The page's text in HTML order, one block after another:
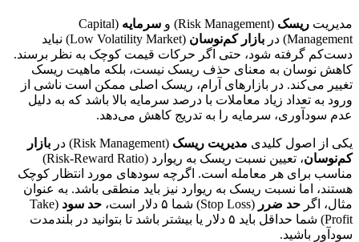
مدیریت ریسک (Risk Management) و سرمایه
(Capital
Management) در
بازار کم‌نوسان
(Low Volatility Market) نباید
دست‌کم گرفته شود، حتی اگر حرکات قیمت کوچک به نظر برسند.
کاهش نوسان به معنای حذف ریسک نیست، بلکه ماهیت ریسک
تغییر می‌کند. در بازارهای آرام، ریسک اصلی ممکن است ناشی از
ورود به تعداد زیاد معاملات با درصد سرمایه بالا باشد که به دلیل
عدم سودآوری، سرمایه را به تدریج کاهش می‌دهد.
یکی از اصول کلیدی مدیریت ریسک (Risk Management) در
بازار
کم‌نوسان
، تعیین نسبت ریسک به ریوارد (Risk-Reward Ratio)
مناسب برای هر معامله است. اگرچه سودهای مورد انتظار کوچک
هستند، اما نسبت ریسک به ریوارد نیز باید منطقی باشد. به عنوان
مثال، اگر حد ضرر (Stop Loss) شما ۵ دلار است، حد سود (Take
Profit) شما حداقل باید ۵ دلار یا بیشتر باشد تا بتوانید در بلندمدت
سودآور باشید.